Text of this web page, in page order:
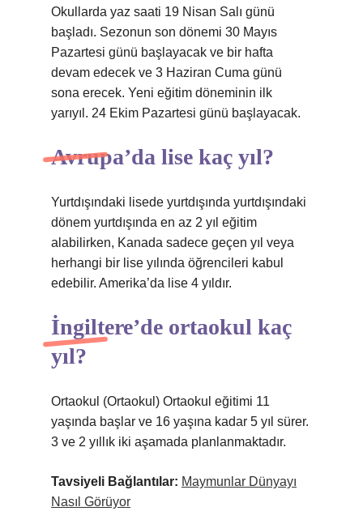
Okullarda yaz saati 19 Nisan Salı günü
başladı. Sezonun son dönemi 30 Mayıs
Pazartesi günü başlayacak ve bir hafta
devam edecek ve 3 Haziran Cuma günü
sona erecek. Yeni eğitim döneminin ilk
yarıyıl. 24 Ekim Pazartesi günü başlayacak.
Avrupa’da lise kaç yıl?
Yurtdışındaki lisede yurtdışında yurtdışındaki
dönem yurtdışında en az 2 yıl eğitim
alabilirken, Kanada sadece geçen yıl veya
herhangi bir lise yılında öğrencileri kabul
edebilir. Amerika’da lise 4 yıldır.
İngiltere’de ortaokul kaç
yıl?
Ortaokul (Ortaokul) Ortaokul eğitimi 11
yaşında başlar ve 16 yaşına kadar 5 yıl sürer.
3 ve 2 yıllık iki aşamada planlanmaktadır.
Tavsiyeli Bağlantılar: Maymunlar Dünyayı
Nasıl Görüyor